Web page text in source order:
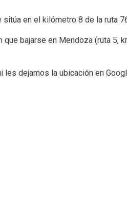
en el kilómetro 8 de la ruta
que bajarse en Mendoza (ruta
les dejamos la ubicación en